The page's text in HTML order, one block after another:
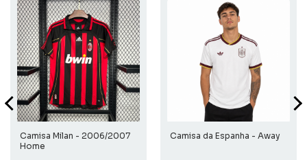
Camisa Milan - 2006/2007
Home
Camisa da Espanha - Away